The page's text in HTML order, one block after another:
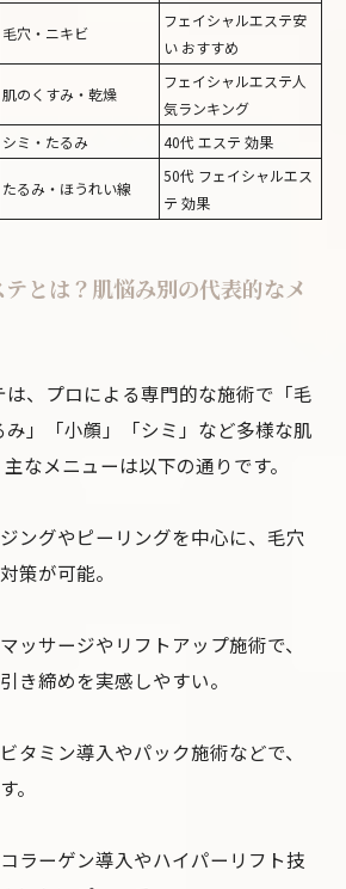
毛穴・ニキビ
フェイシャルエステ安
い おすすめ
肌のくすみ・乾燥
フェイシャルエステ人
気ランキング
シミ・たるみ 40代 エステ 効果
たるみ・ほうれい線
50代 フェイシャルエス
テ 効果
とは？肌悩み別の代表的なメ
、プロによる専門的な施術で「毛
」「小顔」「シミ」など多様な肌
なメニューは以下の通りです。
ングやピーリングを中心に、毛穴
策が可能。
ッサージやリフトアップ施術で、
き締めを実感しやすい。
ビタミン導入やパック施術などで、
。
コラーゲン導入やハイパーリフト技